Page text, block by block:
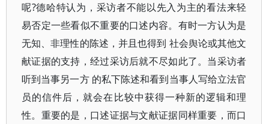
呢?德哈特认为，采访者不能以先入为主的看法来轻
易否定一些看似不重要的口述内容。有时一方认为是
无知、非理性的陈述，并且也得到 社会舆论或其他文
献证据的支持，经过采访后就不尽如此了。当采访者
听到当事另一方 的私下陈述和看到当事人写给立法官
员的信件后，就会在比较中获得一种新的逻辑和理
性。重要的是，口述证据与文献证据同样重要，而口